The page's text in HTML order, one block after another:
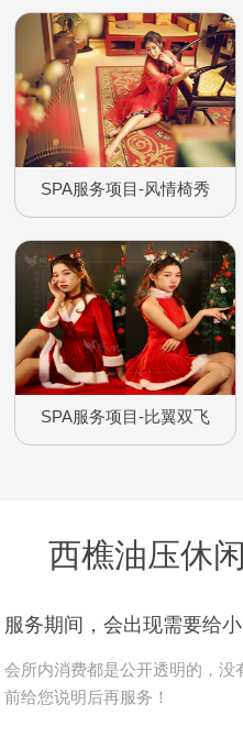
SPA服务项目-风情椅秀
SPA服务项目-比翼双飞
西樵油压休
服务期间，会出现需要给
会所内消费都是公开透明的，
前给您说明后再服务！